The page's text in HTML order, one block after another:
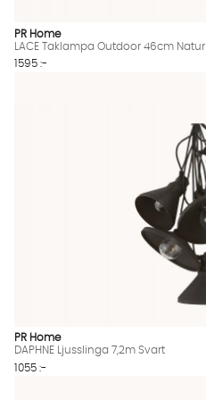
PR Home
LACE Taklampa Outdoor 46cm Natur
1595 :-
PR Home
DAPHNE Ljusslinga 7,2m Svart
1055 :-